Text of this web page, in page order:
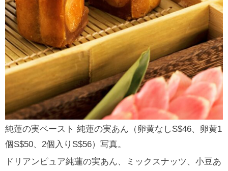
純蓮の実ペースト 純蓮の実あん（卵黄なしS$46、卵黄1
個S$50、2個入りS$56）写真。
ドリアンピュア純蓮の実あん、ミックスナッツ、小豆あ